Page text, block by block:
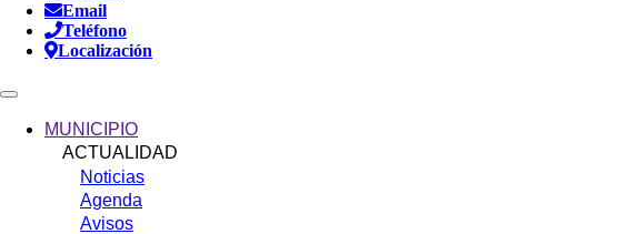
Información
Header
Email
Teléfono
Localización
navigationMUNICIPIO
ACTUALIDAD
Noticias
Agenda
Avisos